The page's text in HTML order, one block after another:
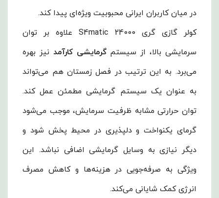
در میان کاربران ایرانی محبوبیت ویژه‌ای پیدا کند.
کولر گازی گری S4matic 24000 علاوه بر توان
سرمایشی بالا، از سیستمگرمایشی کارآمد نیز بهره
می‌برد. به این ترتیب در فصل زمستان هم می‌تواند
به عنوان یک سیستم گرمایشی مطمئن عمل کند.
توان حرارتی مشابه ظرفیت سرمایش، موجب می‌شود
گرمای یکنواخت و دلپذیری در محیط پخش شود و
دیگر نیازی به وسایل گرمایشی اضافی نباشد. این
ویژگی به صرفه‌جویی در هزینه‌ها و کاهش مصرف
انرژی کمک شایانی می‌کند.